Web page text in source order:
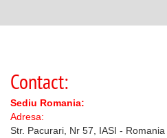
Contact:
Sediu Romania:
Adresa:
Str. Pacurari, Nr 57, IASI - Romania